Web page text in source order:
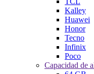
Kalley
Huawei
Honor
Tecno
Infinix
Poco
Capacidad de